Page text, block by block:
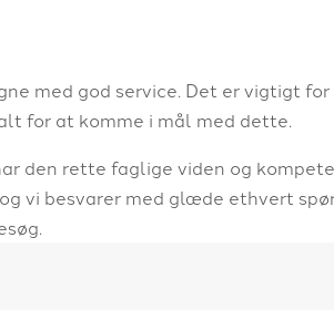
med god service. Det er vigtigt
for at komme i mål med dette.
den rette faglige viden og
vi besvarer med glæde ethvert